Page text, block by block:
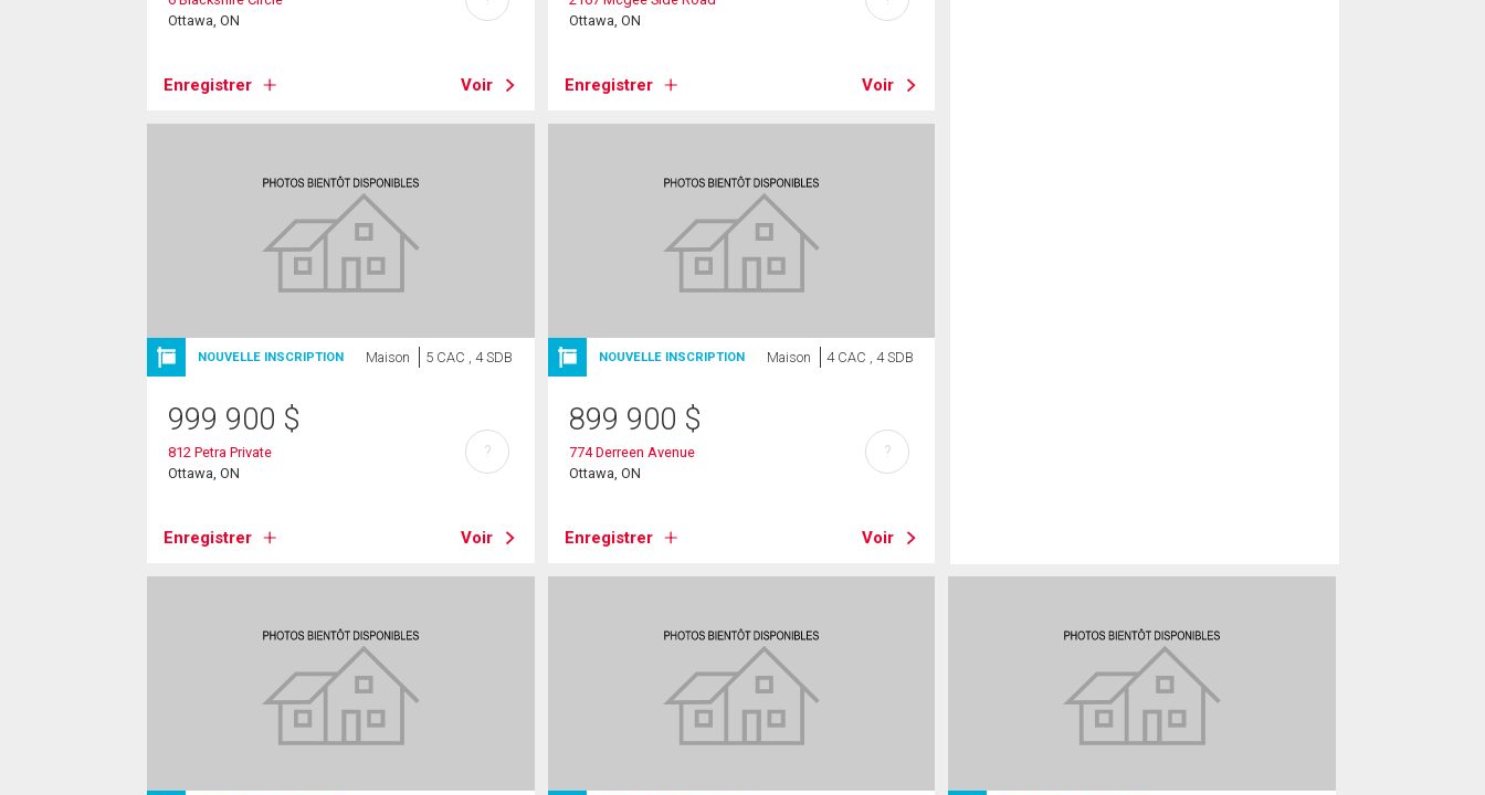
Ottawa, ON
Enregistrer Voir
Ottawa, ON
Enregistrer Voir
NOUVELLE INSCRIPTION Maison 5 CAC , 4 SDB
999 900 $
812 Petra Private
Ottawa, ON
Enregistrer Voir
?
NOUVELLE INSCRIPTION Maison 4 CAC , 4 SDB
899 900 $
774 Derreen Avenue
Ottawa, ON
Enregistrer Voir
?